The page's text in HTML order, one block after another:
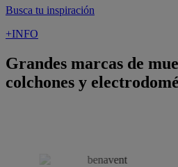
Busca tu inspiración
+INFO
Grandes marcas de
colchones y